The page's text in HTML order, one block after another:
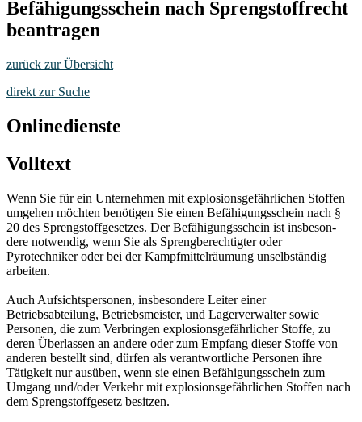
Befähigungsschein nach Sprengstoffrecht
beantragen
zurück zur Übersicht
direkt zur Suche
Onlinedienste
Volltext
Wenn Sie für ein Unternehmen mit explosionsgefährlichen Stoffen
umgehen möchten benötigen Sie einen Befähigungsschein nach §
20 des Sprengstoffgesetzes. Der Befähigungsschein ist insbeson-
dere notwendig, wenn Sie als Sprengberechtigter oder
Pyrotechniker oder bei der Kampfmittelräumung unselbständig
arbeiten.
Auch Aufsichtspersonen, insbesondere Leiter einer
Betriebsabteilung, Betriebsmeister, und Lagerverwalter sowie
Personen, die zum Verbringen explosionsgefährlicher Stoffe, zu
deren Überlassen an andere oder zum Empfang dieser Stoffe von
anderen bestellt sind, dürfen als verantwortliche Personen ihre
Tätigkeit nur ausüben, wenn sie einen Befähigungsschein zum
Umgang und/oder Verkehr mit explosionsgefährlichen Stoffen nach
dem Sprengstoffgesetz besitzen.